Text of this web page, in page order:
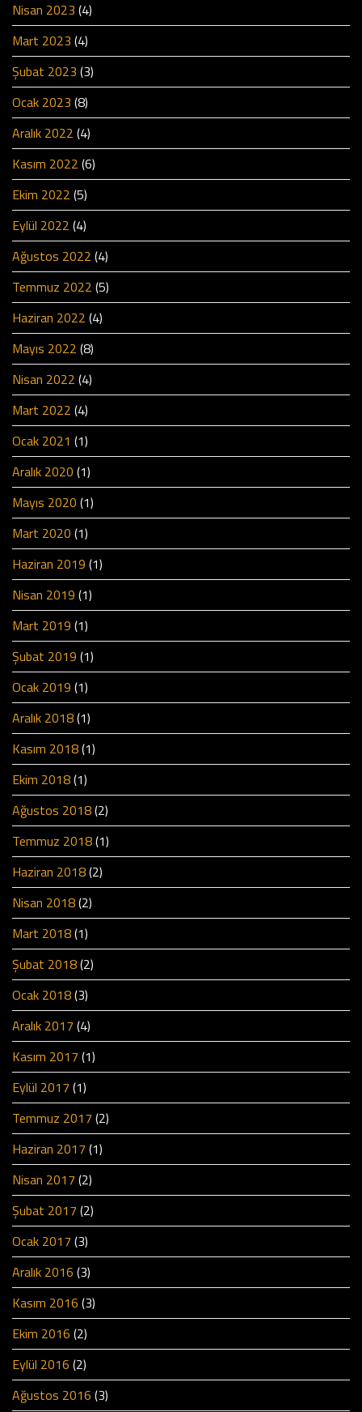
Nisan 2023 (4)
Mart 2023 (4)
Şubat 2023 (3)
Ocak 2023 (8)
Aralık 2022 (4)
Kasım 2022 (6)
Ekim 2022 (5)
Eylül 2022 (4)
Ağustos 2022 (4)
Temmuz 2022 (5)
Haziran 2022 (4)
Mayıs 2022 (8)
Nisan 2022 (4)
Mart 2022 (4)
Ocak 2021 (1)
Aralık 2020 (1)
Mayıs 2020 (1)
Mart 2020 (1)
Haziran 2019 (1)
Nisan 2019 (1)
Mart 2019 (1)
Şubat 2019 (1)
Ocak 2019 (1)
Aralık 2018(1)
Kasım 2018(1)
Ekim 2018(1)
Ağustos 2018(2)
Temmuz 2018(1)
Haziran 2018(2)
Nisan 2018(2)
Mart 2018(1)
Şubat 2018(2)
Ocak 2018(3)
Aralık 2017 (4)
Kasım 2017 (1)
Eylül 2017 (1)
Temmuz 2017 (2)
Haziran 2017 (1)
Nisan 2017 (2)
Şubat 2017 (2)
Ocak 2017 (3)
Aralık 2016 (3)
Kasım 2016 (3)
Ekim 2016 (2)
Eylül 2016 (2)
Ağustos 2016 (3)